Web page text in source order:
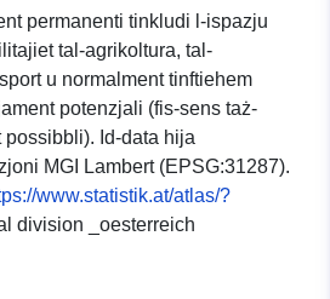
permanenti tinkludi l-ispazju
tal-agrikoltura, tal-
u normalment tinftiehem
potenzjali (fis-sens taż-
possibbli). Id-data hija
MGI Lambert (EPSG:31287).
www.statistik.at/atlas/?
division _oesterreich